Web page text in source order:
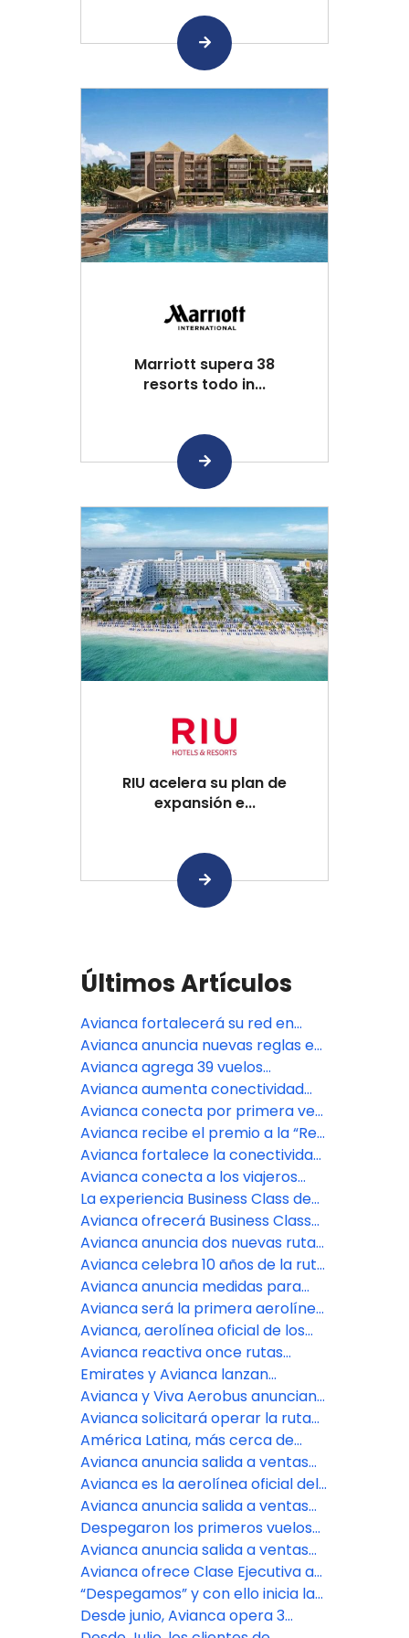
Marriott supera 38
resorts todo in...
RIU acelera su plan de
expansión e...
Últimos Artículos
Avianca fortalecerá su red en
Estados Unidos con nuevas
frecuencias y vuelos
permanentes
Avianca anuncia nuevas reglas en
el equipaje de mano: de qué trata
y para quiénes aplica
Avianca agrega 39 vuelos
semanales y reanuda populares
rutas estacionales entre Estados
Unidos y Latinoamérica
Avianca aumenta conectividad
entre Colombia y Argentina con
más vuelos en la ruta Bogotá -
Córdoba
Avianca conecta por primera vez
a Monterrey con Bogotá y más de
80 destinos en el mundo
Avianca recibe el premio a la “Red
Más Mejorada” en los Cranky
Network Awards 2025
Avianca fortalece la conectividad
entre Colombia y Argentina con
tres nuevas frecuencias a Ezeiza
Avianca conecta a los viajeros
peruanos con La Habana vía
Bogotá
La experiencia Business Class de
Avianca ya está disponible en más
de 30 rutas de las Américas
Avianca ofrecerá Business Class
en 34 rutas de las Américas
Avianca anuncia dos nuevas rutas
para conectar a Bogotá con
Georgetown, Guyana, y a Medellín
con Ciudad de Panamá
Avianca celebra 10 años de la ruta
directa Bogotá-Londres
Avianca anuncia medidas para
proteger a los pasajeros y la
conectividad del país
Avianca será la primera aerolínea
de Sudamérica en volar a Tulum
Avianca, aerolínea oficial de los
comités olímpicos de Colombia,
Ecuador y El Salvador
Avianca reactiva once rutas
estacionales desde los Estados
Unidos para conectar más con las
Américas
Emirates y Avianca lanzan
acuerdo de código compartido
recíproco a través de sus destinos
en Europa
Avianca y Viva Aerobus anuncian
acuerdo interlínea con más de 50
destinos para volar en México y
Colombia
Avianca solicitará operar la ruta
directa entre Brasilia y Bogotá
desde octubre
América Latina, más cerca de
Europa: ya está a la venta la
nueva ruta directa Bogotá – París
de Avianca
Avianca anuncia salida a ventas
de nuevas rutas para conectar a
Medellín con Buenos Aires,
Santiago y Lima
Avianca es la aerolínea oficial del
Carnaval de Barranquilla
Avianca anuncia salida a ventas
de nueva ruta para volar entre
Medellín y Aruba
Despegaron los primeros vuelos
de avianca para conectar a
Bogotá con Cuzco en Perú y
Tegucigalpa en Honduras
Avianca anuncia salida a ventas
de dos nuevas rutas para
conectar a Bogotá con
Tegucigalpa vía Palmerola y
Avianca ofrece Clase Ejecutiva a
cuatro destinos en América
“Despegamos” y con ello inicia la
conexión aérea entre las
Desde junio, Avianca opera 3